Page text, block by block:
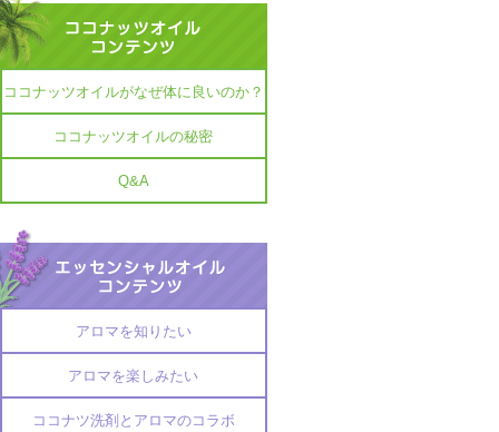
ココナッツオイルがなぜ体に良いのか？
ココナッツオイルの秘密
Q&A
アロマを知りたい
アロマを楽しみたい
ココナツ洗剤とアロマのコラボ